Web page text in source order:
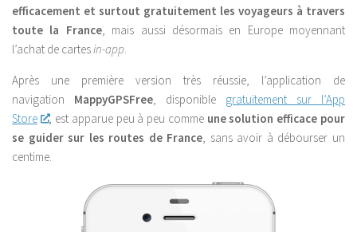
efficacement et surtout gratuitement les voyageurs à travers
toute la France, mais aussi désormais en Europe moyennant
l’achat de cartesin-app.
Après une première version très réussie, l’application de
navigation MappyGPSFree, disponible gratuitement sur l’App
Store
, est apparue peu à peu comme une solution efficace pour
se guider sur les routes de France, sans avoir à débourser un
centime.